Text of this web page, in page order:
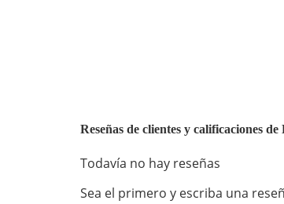
Reseñas de clientes y calificaciones
Todavía no hay reseñas
Sea el primero y escriba una